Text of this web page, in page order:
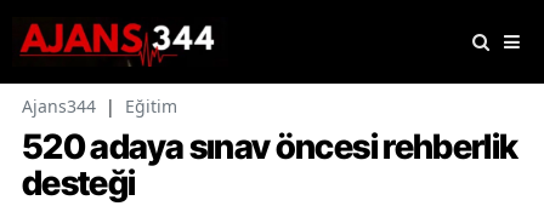
Ajans344 | Eğitim
520 adaya sınav öncesi rehberlik
desteği